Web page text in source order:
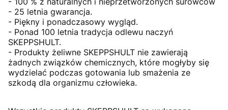
- 25 letnia gwarancja.
- Piękny i ponadczasowy wygląd.
- Ponad 100 letnia tradycja odlewu naczyń
SKEPPSHULT.
- Produkty żeliwne SKEPPSHULT nie zawierają
żadnych związków chemicznych, które mogłyby się
wydzielać podczas gotowania lub smażenia ze
szkodą dla organizmu człowieka.